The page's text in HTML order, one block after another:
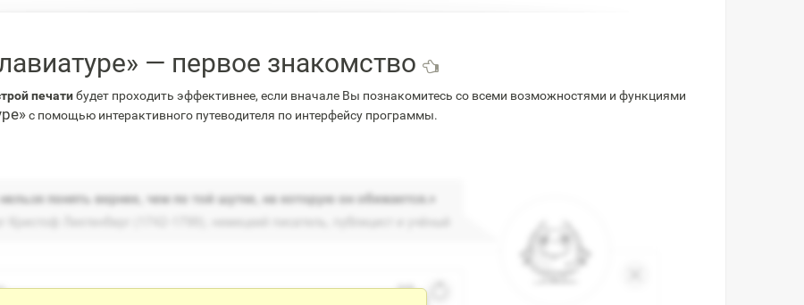
— первое знакомство
печатибудет проходить эффективнее, если вначале Вы познакомитесь со всеми возможностями и функциями
с помощью интерактивного путеводителя по интерфейсу программы.